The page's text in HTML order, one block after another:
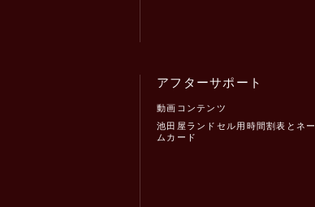
アフターサポート
動画コンテンツ
池田屋ランドセル用時間割表とネー
ムカード